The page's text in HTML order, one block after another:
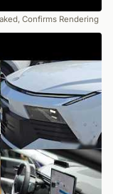
Confirms Rendering